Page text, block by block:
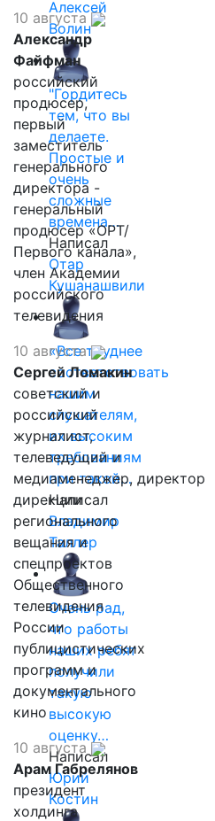
Алексей
Волин
"Гордитесь
тем, что вы
делаете.
Простые и
очень
сложные
времена…
Написал
Отар
Кушанашвили
«Все труднее
соответствовать
нашим
слушателям,
их высоким
требованиям
при такой…
Написал
Владимир
Таллер
Очень рад,
что работы
наших ребят
получили
такую
высокую
оценку…
Написал
Юрий
Костин
10 августа
Александр
Файфман
российский
продюсер,
первый
заместитель
генерального
директора -
генеральный
продюсер «ОРТ/
Первого канала»,
член Академии
российского
телевидения
10 августа
Сергей Ломакин
советский и
российский
журналист,
телеведущий и
медиаменеджер, директор
дирекции
регионального
вещания и
спецпроектов
Общественного
телевидения
России
публицистических
программ и
документального
кино
10 августа
Арам Габрелянов
президент
холдинга